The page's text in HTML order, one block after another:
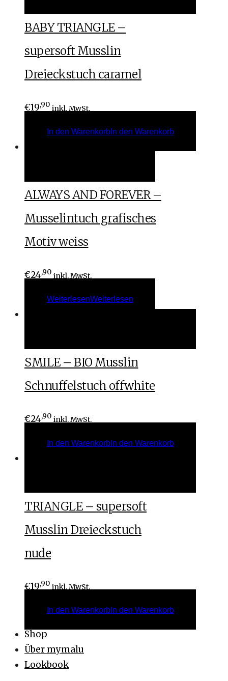
BABY TRIANGLE –
supersoft Musslin
Dreieckstuch caramel
€19,90 inkl. MwSt.
In den WarenkorbIn den Warenkorb
ALWAYS AND FOREVER –
Musselintuch grafisches
Motiv weiss
€24,90 inkl. MwSt.
WeiterlesenWeiterlesen
SMILE – BIO Musslin
Schnuffelstuch offwhite
€24,90 inkl. MwSt.
In den WarenkorbIn den Warenkorb
TRIANGLE – supersoft
Musslin Dreieckstuch
nude
€19,90 inkl. MwSt.
In den WarenkorbIn den Warenkorb
Shop
Über mymalu
Lookbook